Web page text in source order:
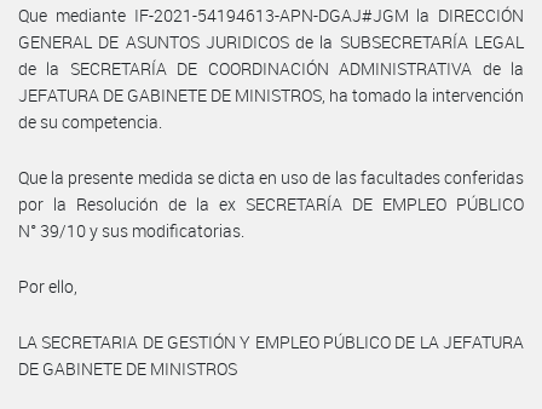
Que mediante IF-2021-54194613-APN-DGAJ#JGM la DIRECCIÓN
GENERAL DE ASUNTOS JURIDICOS de la SUBSECRETARÍA LEGAL
de la SECRETARÍA DE COORDINACIÓN ADMINISTRATIVA de la
JEFATURA DE GABINETE DE MINISTROS, ha tomado la intervención
de su competencia.
Que la presente medida se dicta en uso de las facultades conferidas
por la Resolución de la ex SECRETARÍA DE EMPLEO PÚBLICO
N° 39/10 y sus modificatorias.
Por ello,
LA SECRETARIA DE GESTIÓN Y EMPLEO PÚBLICO DE LA JEFATURA
DE GABINETE DE MINISTROS